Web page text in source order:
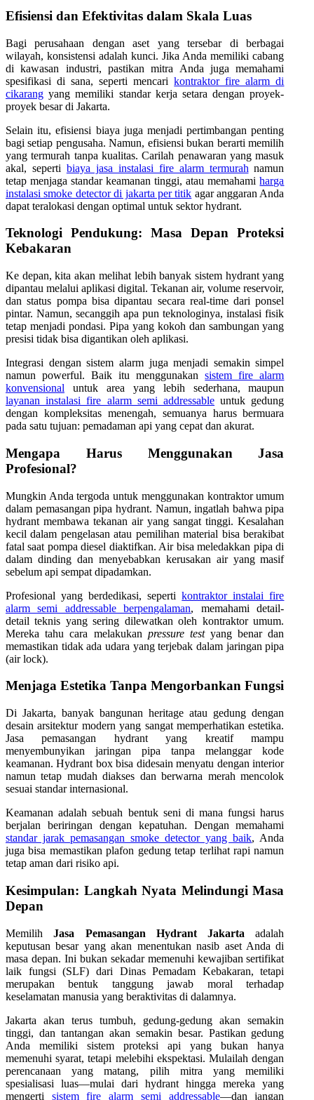
Efisiensi dan Efektivitas dalam Skala Luas
Bagi perusahaan dengan aset yang tersebar di berbagai
wilayah, konsistensi adalah kunci. Jika Anda memiliki cabang
di kawasan industri, pastikan mitra Anda juga memahami
spesifikasi di sana, seperti mencarikontraktor fire alarm di
cikarang yang memiliki standar kerja setara dengan proyek-
proyek besar di Jakarta.
Selain itu, efisiensi biaya juga menjadi pertimbangan penting
bagi setiap pengusaha. Namun, efisiensi bukan berarti memilih
yang termurah tanpa kualitas. Carilah penawaran yang masuk
akal, seperti biaya jasa instalasi fire alarm termurah namun
tetap menjaga standar keamanan tinggi, atau memahamiharga
instalasi smoke detector di jakarta per titik agar anggaran Anda
dapat teralokasi dengan optimal untuk sektor hydrant.
Teknologi Pendukung: Masa Depan Proteksi
Kebakaran
Ke depan, kita akan melihat lebih banyak sistem hydrant yang
dipantau melalui aplikasi digital. Tekanan air, volume reservoir,
dan status pompa bisa dipantau secara real-time dari ponsel
pintar. Namun, secanggih apa pun teknologinya, instalasi fisik
tetap menjadi pondasi. Pipa yang kokoh dan sambungan yang
presisi tidak bisa digantikan oleh aplikasi.
Integrasi dengan sistem alarm juga menjadi semakin simpel
namun powerful. Baik itu menggunakansistem fire alarm
konvensional untuk area yang lebih sederhana, maupun
layanan instalasi fire alarm semi addressable untuk gedung
dengan kompleksitas menengah, semuanya harus bermuara
pada satu tujuan: pemadaman api yang cepat dan akurat.
Mengapa Harus Menggunakan Jasa
Profesional?
Mungkin Anda tergoda untuk menggunakan kontraktor umum
dalam pemasangan pipa hydrant. Namun, ingatlah bahwa pipa
hydrant membawa tekanan air yang sangat tinggi. Kesalahan
kecil dalam pengelasan atau pemilihan material bisa berakibat
fatal saat pompa diesel diaktifkan. Air bisa meledakkan pipa di
dalam dinding dan menyebabkan kerusakan air yang masif
sebelum api sempat dipadamkan.
Profesional yang berdedikasi, sepertikontraktor instalai fire
alarm semi addressable berpengalaman, memahami detail-
detail teknis yang sering dilewatkan oleh kontraktor umum.
Mereka tahu cara melakukan pressure testyang benar dan
memastikan tidak ada udara yang terjebak dalam jaringan pipa
(air lock).
Menjaga Estetika Tanpa Mengorbankan Fungsi
Di Jakarta, banyak bangunan heritage atau gedung dengan
desain arsitektur modern yang sangat memperhatikan estetika.
Jasa pemasangan hydrant yang kreatif mampu
menyembunyikan jaringan pipa tanpa melanggar kode
keamanan. Hydrant box bisa didesain menyatu dengan interior
namun tetap mudah diakses dan berwarna merah mencolok
sesuai standar internasional.
Keamanan adalah sebuah bentuk seni di mana fungsi harus
berjalan beriringan dengan kepatuhan. Dengan memahami
standar jarak pemasangan smoke detector yang baik, Anda
juga bisa memastikan plafon gedung tetap terlihat rapi namun
tetap aman dari risiko api.
Kesimpulan: Langkah Nyata Melindungi Masa
Depan
MemilihJasa Pemasangan Hydrant Jakarta adalah
keputusan besar yang akan menentukan nasib aset Anda di
masa depan. Ini bukan sekadar memenuhi kewajiban sertifikat
laik fungsi (SLF) dari Dinas Pemadam Kebakaran, tetapi
merupakan bentuk tanggung jawab moral terhadap
keselamatan manusia yang beraktivitas di dalamnya.
Jakarta akan terus tumbuh, gedung-gedung akan semakin
tinggi, dan tantangan akan semakin besar. Pastikan gedung
Anda memiliki sistem proteksi api yang bukan hanya
memenuhi syarat, tetapi melebihi ekspektasi. Mulailah dengan
perencanaan yang matang, pilih mitra yang memiliki
spesialisasi luas—mulai dari hydrant hingga mereka yang
mengerti sistem fire alarm semi addressable—dan jangan